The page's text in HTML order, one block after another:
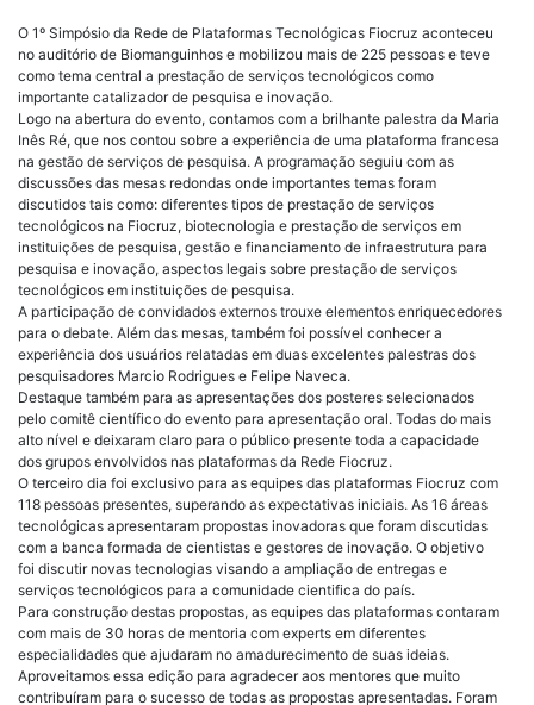
O 1º Simpósio da Rede de Plataformas Tecnológicas Fiocruz aconteceu
no auditório de Biomanguinhos e mobilizou mais de 225 pessoas e teve
como tema central a prestação de serviços tecnológicos como
importante catalizador de pesquisa e inovação.
Logo na abertura do evento, contamos com a brilhante palestra da Maria
Inês Ré, que nos contou sobre a experiência de uma plataforma francesa
na gestão de serviços de pesquisa. A programação seguiu com as
discussões das mesas redondas onde importantes temas foram
discutidos tais como: diferentes tipos de prestação de serviços
tecnológicos na Fiocruz, biotecnologia e prestação de serviços em
instituições de pesquisa, gestão e financiamento de infraestrutura para
pesquisa e inovação, aspectos legais sobre prestação de serviços
tecnológicos em instituições de pesquisa.
A participação de convidados externos trouxe elementos enriquecedores
para o debate. Além das mesas, também foi possível conhecer a
experiência dos usuários relatadas em duas excelentes palestras dos
pesquisadores Marcio Rodrigues e Felipe Naveca.
Destaque também para as apresentações dos posteres selecionados
pelo comitê científico do evento para apresentação oral. Todas do mais
alto nível e deixaram claro para o público presente toda a capacidade
dos grupos envolvidos nas plataformas da Rede Fiocruz.
O terceiro dia foi exclusivo para as equipes das plataformas Fiocruz com
118 pessoas presentes, superando as expectativas iniciais. As 16 áreas
tecnológicas apresentaram propostas inovadoras que foram discutidas
com a banca formada de cientistas e gestores de inovação. O objetivo
foi discutir novas tecnologias visando a ampliação de entregas e
serviços tecnológicos para a comunidade cientifica do país.
Para construção destas propostas, as equipes das plataformas contaram
com mais de 30 horas de mentoria com experts em diferentes
especialidades que ajudaram no amadurecimento de suas ideias.
Aproveitamos essa edição para agradecer aos mentores que muito
contribuíram para o sucesso de todas as propostas apresentadas. Foram